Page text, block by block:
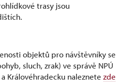
trasy jsou
objektů pro návštěvníky se
sluch, zrak) ve správě NPÚ
Královéhradecku naleznete zde